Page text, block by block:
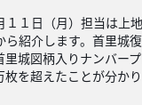
１１日（月）担当は上
ら紹介します。首里城
里城図柄入りナンバー
枚を超えたことが分か